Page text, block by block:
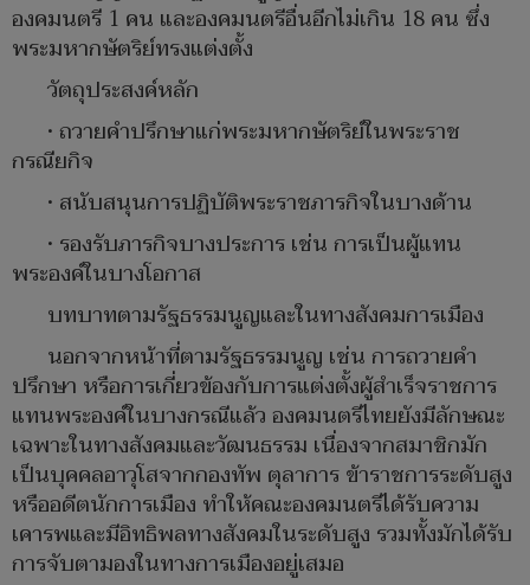
องคมนตรี 1 คน และองคมนตรีอื่นอีกไม่เกิน 18 คน ซึ่ง
พระมหากษัตริย์ทรงแต่งตั้ง
วัตถุประสงค์หลัก
• ถวายคำปรึกษาแก่พระมหากษัตริย์ในพระราช
กรณียกิจ
• สนับสนุนการปฏิบัติพระราชภารกิจในบางด้าน
• รองรับภารกิจบางประการ เช่น การเป็นผู้แทน
พระองค์ในบางโอกาส
บทบาทตามรัฐธรรมนูญและในทางสังคมการเมือง
นอกจากหน้าที่ตามรัฐธรรมนูญ เช่น การถวายคำ
ปรึกษา หรือการเกี่ยวข้องกับการแต่งตั้งผู้สำเร็จราชการ
แทนพระองค์ในบางกรณีแล้ว องคมนตรีไทยยังมีลักษณะ
เฉพาะในทางสังคมและวัฒนธรรม เนื่องจากสมาชิกมัก
เป็นบุคคลอาวุโสจากกองทัพ ตุลาการ ข้าราชการระดับสูง
หรืออดีตนักการเมือง ทำให้คณะองคมนตรีได้รับความ
เคารพและมีอิทธิพลทางสังคมในระดับสูง รวมทั้งมักได้รับ
การจับตามองในทางการเมืองอยู่เสมอ